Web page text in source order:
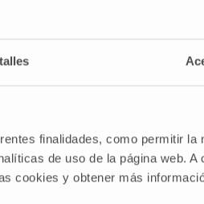
finalidades, como permitir la
de uso de la página web. A
cookies y obtener más
for